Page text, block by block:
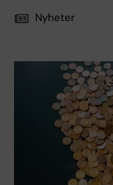
Nyheter